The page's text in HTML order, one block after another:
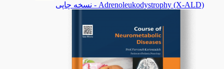
Adrenoleukodystrophy (X-ALD) - نسخه چاپی